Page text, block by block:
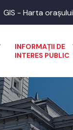
GIS - Harta orașului
INFORMAȚII DE
INTERES PUBLIC